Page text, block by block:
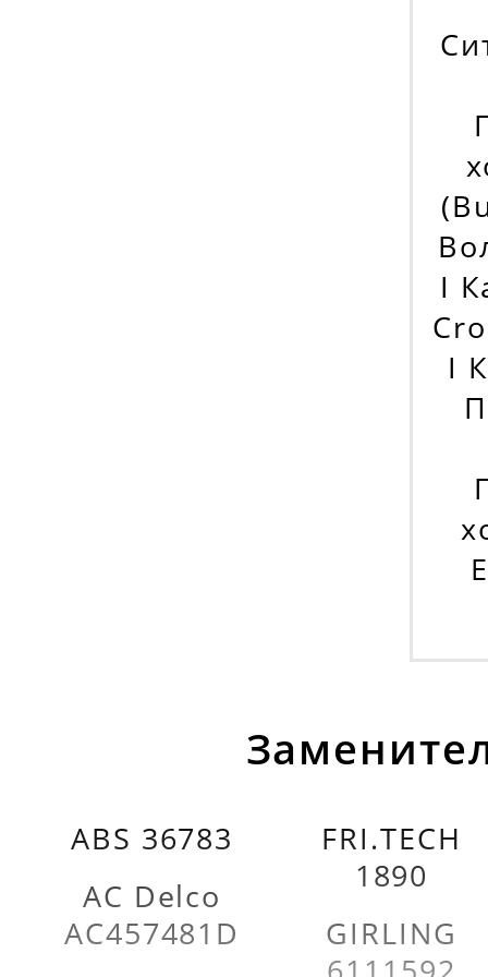
I
I
ABS 36783
AC Delco
AC457481D
FRI.TECH
1890
GIRLING